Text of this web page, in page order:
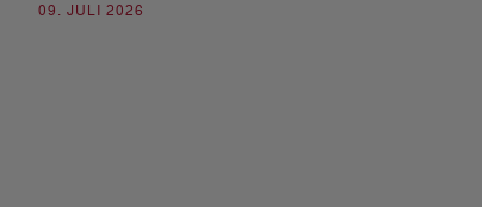
09. JULI 2026